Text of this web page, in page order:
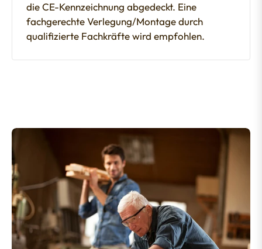
die CE-Kennzeichnung abgedeckt. Eine
fachgerechte Verlegung/Montage durch
qualifizierte Fachkräfte wird empfohlen.